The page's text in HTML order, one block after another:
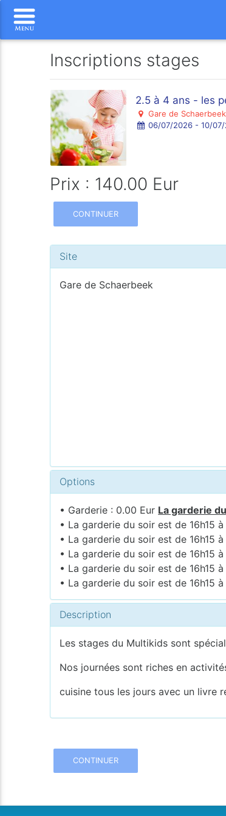
Inscriptions stages
2.5 à 4 ans - les
Gare de Schaerbeek
06/07/2026 - 10/
Prix : 140.00 Eur
CONTINUER
Site
Gare de Schaerbeek
Options
• Garderie : 0.00 Eur La garderie
• La garderie du soir est de 16h15
• La garderie du soir est de 16h15
• La garderie du soir est de 16h15
• La garderie du soir est de 16h15
• La garderie du soir est de 16h15
Description
Les stages du Multikids sont
Nos journées sont riches en
cuisine tous les jours avec un livre
CONTINUER